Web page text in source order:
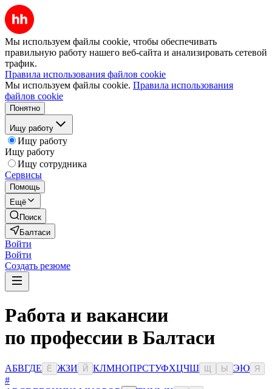
Мы используем файлы cookie, чтобы обеспечивать
правильную работу нашего веб-сайта и анализировать сетевой
трафик.
Правила использования файлов cookie
Мы используем файлы cookie. Правила использования
файлов cookie
Понятно
Ищу работу
Ищу работу
Ищу работу
Ищу сотрудника
Сервисы
Помощь
Ещё
Поиск
Балтаси
Войти
Войти
Создать резюме
Работа и вакансии
по профессии в Балтаси
АБВГДЕ Ё ЖЗИ Й КЛМНОПРСТУФХЦЧШ Ы ЭЮ Я
#